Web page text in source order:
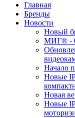
Главная
Бренды
Новости
Новый
МИГ® -
Начало
Новые
Новая
Новые